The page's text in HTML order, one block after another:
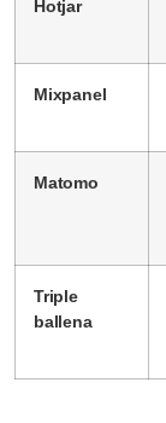
Hotjar
Mixpanel
Matomo
Triple
ballena